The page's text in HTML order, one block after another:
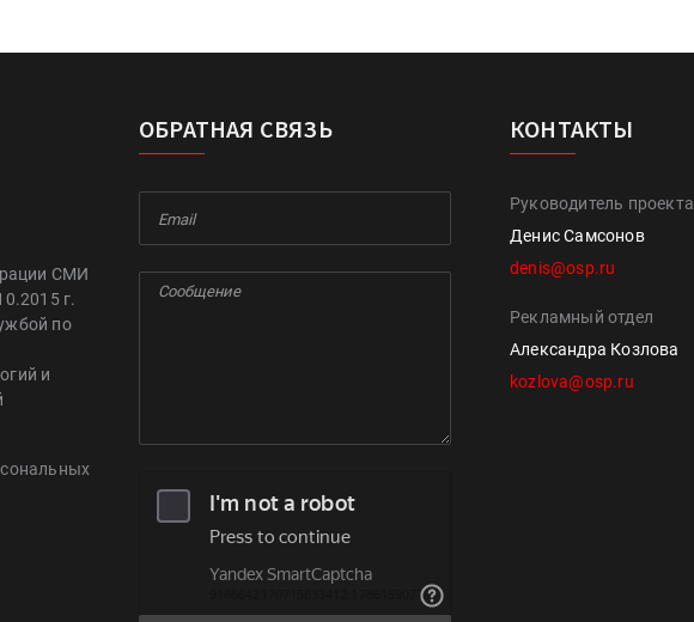
СМИ
г.
по
и
ОБРАТНАЯ СВЯЗЬ КОНТАКТЫ
Руководитель проекта
Денис Самсонов
denis@osp.ru
Рекламный отдел
Александра Козлова
kozlova@osp.ru